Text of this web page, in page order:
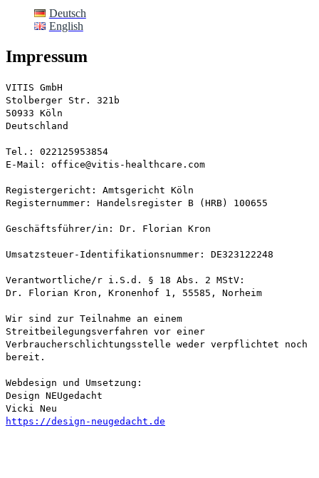
Deutsch
English
Impressum
VITIS GmbH
Stolberger Str. 321b
50933 Köln
Deutschland
Tel.: 022125953854
E-Mail: office@vitis-healthcare.com
Registergericht: Amtsgericht Köln
Registernummer: Handelsregister B (HRB) 100655
Geschäftsführer/in: Dr. Florian Kron
Umsatzsteuer-Identifikationsnummer: DE323122248
Verantwortliche/r i.S.d. § 18 Abs. 2 MStV:
Dr. Florian Kron, Kronenhof 1, 55585, Norheim
Wir sind zur Teilnahme an einem
Streitbeilegungsverfahren vor einer
Verbraucherschlichtungsstelle weder verpflichtet noch
bereit.
Webdesign und Umsetzung:
Design NEUgedacht
Vicki Neu
https://design-neugedacht.de